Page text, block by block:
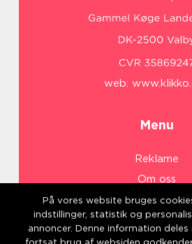
web:
Menu
Reklame
Om oss
Cookies
Kontakt Oss
Sitemap
På vores website bruges
indstillinger, statistik og
annoncer. Denne information